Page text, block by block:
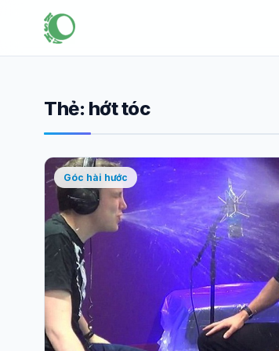
Thẻ: hớt tóc
Góc hài hước